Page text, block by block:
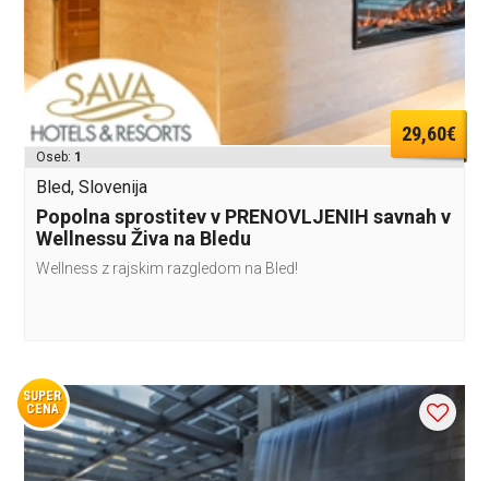
29,60€
Oseb: 1
Bled, Slovenija
Popolna sprostitev v PRENOVLJENIH savnah v
Wellnessu Živa na Bledu
Wellness z rajskim razgledom na Bled!
SUPER
CENA